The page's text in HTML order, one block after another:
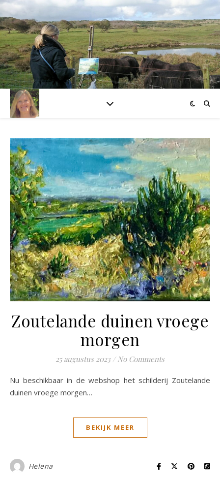
Zoutelande duinen vroege
morgen
25 augustus 2023 / No Comments
Nu beschikbaar in de webshop het schilderij Zoutelande
duinen vroege morgen…
BEKIJK MEER
Helena